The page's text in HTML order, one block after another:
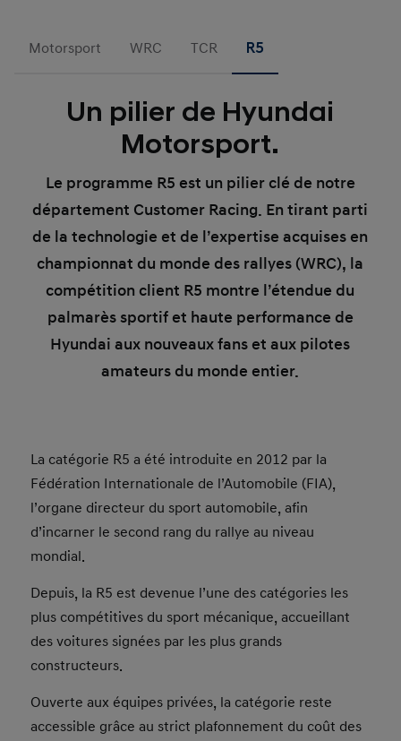
Motorsport WRC TCR R5
Un pilier de Hyundai
Motorsport.
Le programme R5 est un pilier clé de notre
département Customer Racing. En tirant parti
de la technologie et de l’expertise acquises en
championnat du monde des rallyes (WRC), la
compétition client R5 montre l’étendue du
palmarès sportif et haute performance de
Hyundai aux nouveaux fans et aux pilotes
amateurs du monde entier.
La catégorie R5 a été introduite en 2012 par la
Fédération Internationale de l’Automobile (FIA),
l’organe directeur du sport automobile, afin
d’incarner le second rang du rallye au niveau
mondial.
Depuis, la R5 est devenue l’une des catégories les
plus compétitives du sport mécanique, accueillant
des voitures signées par les plus grands
constructeurs.
Ouverte aux équipes privées, la catégorie reste
accessible grâce au strict plafonnement du coût des